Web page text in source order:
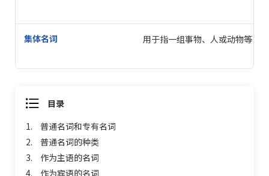
集体名词 用于指一组事物、人或动物等
目录
1.
普通名词和专有名词
2.
普通名词的种类
3.
作为主语的名词
4.
作为宾语的名词